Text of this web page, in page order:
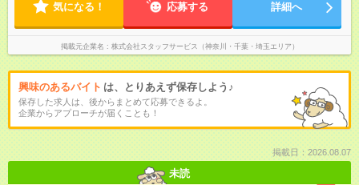
気になる！ 応募する 詳細へ
掲載元企業名 株式会社スタッフサービス（神奈川・千葉・埼玉エリア）
興味のあるバイト は、とりあえず保存しよう♪
保存した求人は、後からまとめて応募できるよ。
企業からアプローチが届くことも！
掲載日：2026.08.07
未読